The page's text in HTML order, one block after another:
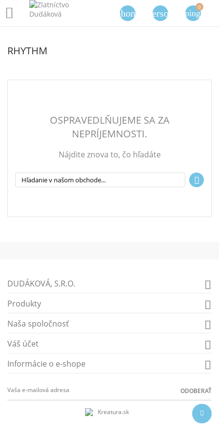
 phone person shopping_cart
0
RHYTHM
OSPRAVEDLŇUJEME SA ZA
NEPRÍJEMNOSTI.
Nájdite znova to, čo hľadáte
DUDÁKOVÁ, S.R.O. 
Produkty 
Naša spoločnosť 
Váš účet 
Informácie o e-shope 
ODOBERAŤ